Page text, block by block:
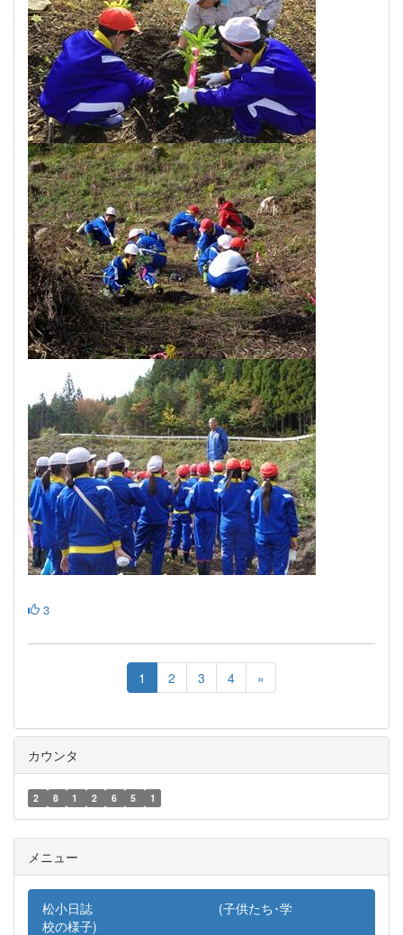
3
1 2 3 4 »
カウンタ
2 8 1 2 6 5 1
メニュー
松小日誌 (子供たち･学
校の様子)